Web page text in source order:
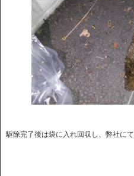
駆除完了後は袋に入れ回収し、弊社にて